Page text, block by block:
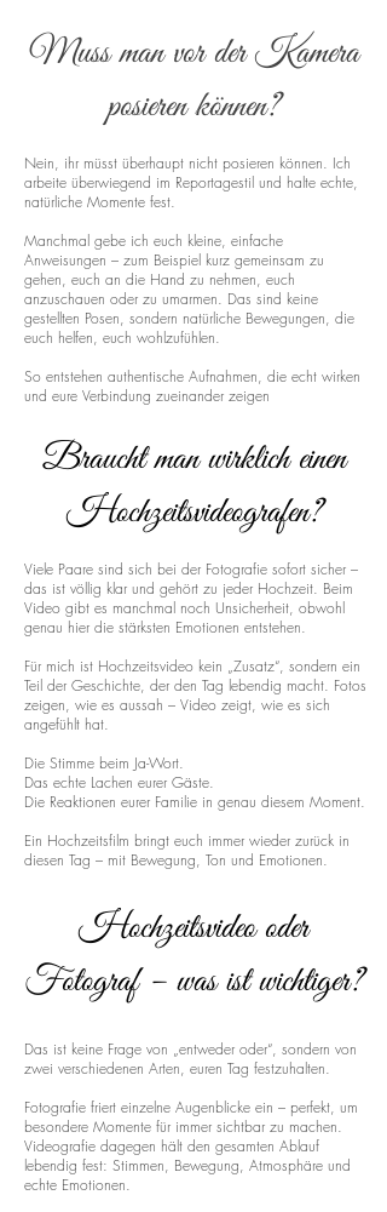
Muss man vor der Kamera
posieren können?
Nein, ihr müsst überhaupt nicht posieren können. Ich
arbeite überwiegend im Reportagestil und halte echte,
natürliche Momente fest.
Manchmal gebe ich euch kleine, einfache
Anweisungen – zum Beispiel kurz gemeinsam zu
gehen, euch an die Hand zu nehmen, euch
anzuschauen oder zu umarmen. Das sind keine
gestellten Posen, sondern natürliche Bewegungen, die
euch helfen, euch wohlzufühlen.
So entstehen authentische Aufnahmen, die echt wirken
und eure Verbindung zueinander zeigen
Braucht man wirklich einen
Hochzeitsvideografen?
Viele Paare sind sich bei der Fotografie sofort sicher –
das ist völlig klar und gehört zu jeder Hochzeit. Beim
Video gibt es manchmal noch Unsicherheit, obwohl
genau hier die stärksten Emotionen entstehen.
Für mich ist Hochzeitsvideo kein „Zusatz“, sondern ein
Teil der Geschichte, der den Tag lebendig macht. Fotos
zeigen, wie es aussah – Video zeigt, wie es sich
angefühlt hat.
Die Stimme beim Ja-Wort.
Das echte Lachen eurer Gäste.
Die Reaktionen eurer Familie in genau diesem Moment.
Ein Hochzeitsfilm bringt euch immer wieder zurück in
diesen Tag – mit Bewegung, Ton und Emotionen.
Hochzeitsvideo oder
Fotograf – was ist wichtiger?
Das ist keine Frage von „entweder oder“, sondern von
zwei verschiedenen Arten, euren Tag festzuhalten.
Fotografie friert einzelne Augenblicke ein – perfekt, um
besondere Momente für immer sichtbar zu machen.
Videografie dagegen hält den gesamten Ablauf
lebendig fest: Stimmen, Bewegung, Atmosphäre und
echte Emotionen.